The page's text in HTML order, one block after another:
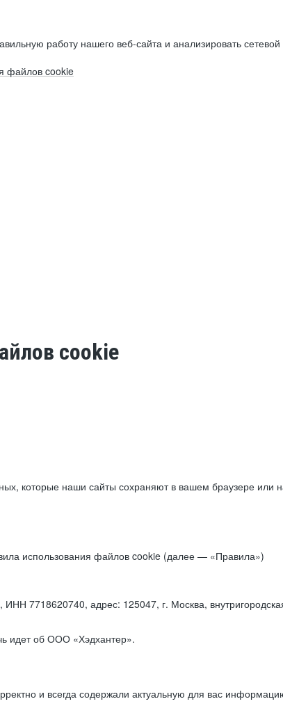
работу нашего веб-сайта и анализировать
файлов cookie
cookie
которые наши сайты сохраняют в вашем браузере или
использования файлов cookie (далее — «Правила»)
7718620740, адрес: 125047, г. Москва,
идет об ООО «Хэдхантер».
и всегда содержали актуальную для вас